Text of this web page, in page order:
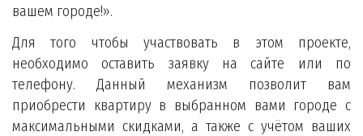
вашем городе!».
Для того чтобы участвовать в этом проекте,
необходимо оставить заявку на сайте или по
телефону. Данный механизм позволит вам
приобрести квартиру в выбранном вами городе с
максимальными скидками, а также с учётом ваших